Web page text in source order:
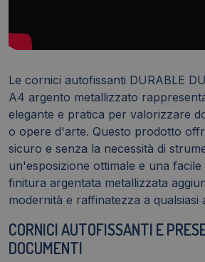
Le cornici autofissanti DURABLE
A4 argento metallizzato
elegante e pratica per valorizzare
o opere d'arte. Questo prodotto
sicuro e senza la necessità di
un'esposizione ottimale e una facile
finitura argentata metallizzata
modernità e raffinatezza a qualsiasi
CORNICI AUTOFISSANTI E
DOCUMENTI